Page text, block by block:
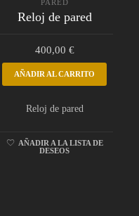
PARED
Reloj de pared
400,00 €
AÑADIR AL CARRITO
Reloj de pared
AÑADIR A LA LISTA DE
DESEOS